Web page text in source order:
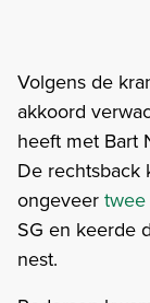
Volgens de
akkoord
heeft met Bart
De rechtsback
ongeveer
SG en keerde
nest.